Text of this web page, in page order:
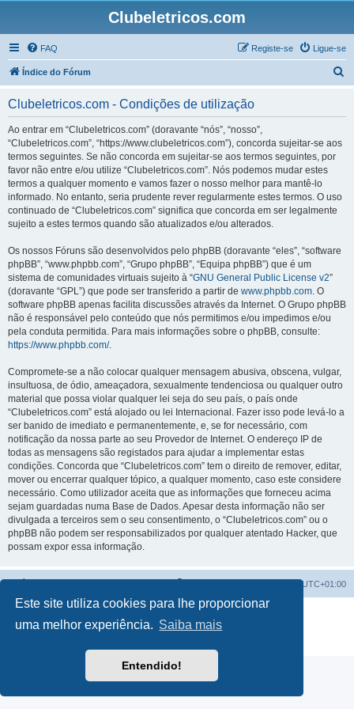
Este site utiliza cookies para lhe proporcionar
uma melhor experiência. Saiba mais
Entendido!
Clubeletricos.com
FAQ Ligue-se
Registe-se
Índice do Fórum
Clubeletricos.com - Condições de utilização
Ao entrar em “Clubeletricos.com” (doravante “nós”, “nosso”,
“Clubeletricos.com”, “https://www.clubeletricos.com”), concorda sujeitar-se aos
termos seguintes. Se não concorda em sujeitar-se aos termos seguintes, por
favor não entre e/ou utilize “Clubeletricos.com”. Nós podemos mudar estes
termos a qualquer momento e vamos fazer o nosso melhor para mantê-lo
informado. No entanto, seria prudente rever regularmente estes termos. O uso
continuado de “Clubeletricos.com” significa que concorda em ser legalmente
sujeito a estes termos quando são atualizados e/ou alterados.
Os nossos Fóruns são desenvolvidos pelo phpBB (doravante “eles”, “software
phpBB”, “www.phpbb.com”, “Grupo phpBB”, “Equipa phpBB”) que é um
sistema de comunidades virtuais sujeito à “GNU General Public License v2”
(doravante “GPL”) que pode ser transferido a partir de www.phpbb.com. O
software phpBB apenas facilita discussões através da Internet. O Grupo phpBB
não é responsável pelo conteúdo que nós permitimos e/ou impedimos e/ou
pela conduta permitida. Para mais informações sobre o phpBB, consulte:
https://www.phpbb.com/.
Compromete-se a não colocar qualquer mensagem abusiva, obscena, vulgar,
insultuosa, de ódio, ameaçadora, sexualmente tendenciosa ou qualquer outro
material que possa violar qualquer lei seja do seu país, o país onde
“Clubeletricos.com” está alojado ou lei Internacional. Fazer isso pode levá-lo a
ser banido de imediato e permanentemente, e, se for necessário, com
notificação da nossa parte ao seu Provedor de Internet. O endereço IP de
todas as mensagens são registados para ajudar a implementar estas
condições. Concorda que “Clubeletricos.com” tem o direito de remover, editar,
mover ou encerrar qualquer tópico, a qualquer momento, caso este considere
necessário. Como utilizador aceita que as informações que forneceu acima
sejam guardadas numa Base de Dados. Apesar desta informação não ser
divulgada a terceiros sem o seu consentimento, o “Clubeletricos.com” ou o
phpBB não podem ser responsabilizados por qualquer atentado Hacker, que
possam expor essa informação.
UTC+01:00
phpBB
® Forum Software © phpBB Limited
Traduzido por:
phpBB Portugal